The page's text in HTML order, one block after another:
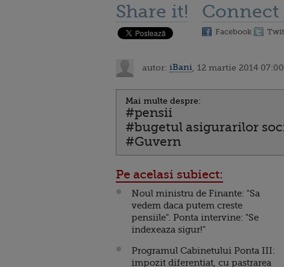
Share it! Connect
Facebook
autor: iBani , 12 martie 2014 07:00
Mai multe despre:
#pensii
#bugetul asigurarilor
#Guvern
Pe acelasi subiect:
Noul ministru de Finante: "Sa
vedem daca putem creste
pensiile". Ponta intervine: "Se
indexeaza sigur!"
Programul Cabinetului Ponta III:
impozit diferentiat, cu pastrarea